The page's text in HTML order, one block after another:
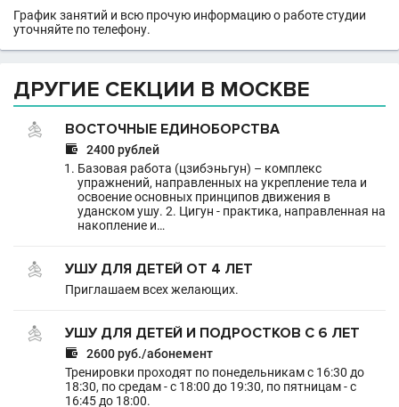
График занятий и всю прочую информацию о работе студии
уточняйте по телефону.
ДРУГИЕ СЕКЦИИ В МОСКВЕ
ВОСТОЧНЫЕ ЕДИНОБОРСТВА

2400 рублей
Базовая работа (цзибэньгун) – комплекс
упражнений, направленных на укрепление тела и
освоение основных принципов движения в
уданском ушу. 2. Цигун - практика, направленная на
накопление и…
УШУ ДЛЯ ДЕТЕЙ ОТ 4 ЛЕТ
Приглашаем всех желающих.
УШУ ДЛЯ ДЕТЕЙ И ПОДРОСТКОВ С 6 ЛЕТ

2600 руб./абонемент
Тренировки проходят по понедельникам с 16:30 до
18:30, по средам - с 18:00 до 19:30, по пятницам - с
16:45 до 18:00.